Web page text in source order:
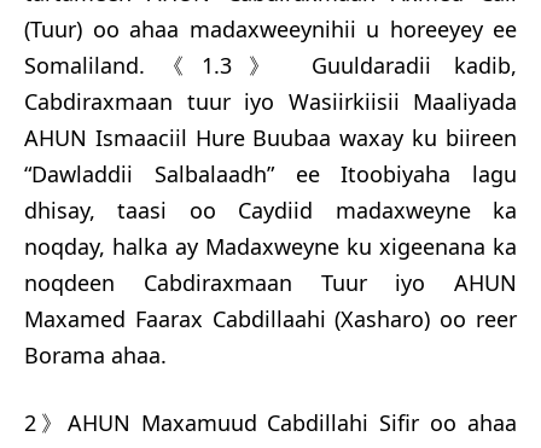
(Tuur) oo ahaa madaxweeynihii u horeeyey ee
Somaliland.《1.3》 Guuldaradii kadib,
Cabdiraxmaan tuur iyo Wasiirkiisii Maaliyada
AHUN Ismaaciil Hure Buubaa waxay ku biireen
“Dawladdii Salbalaadh” ee Itoobiyaha lagu
dhisay, taasi oo Caydiid madaxweyne ka
noqday, halka ay Madaxweyne ku xigeenana ka
noqdeen Cabdiraxmaan Tuur iyo AHUN
Maxamed Faarax Cabdillaahi (Xasharo) oo reer
Borama ahaa.
2》AHUN Maxamuud Cabdillahi Sifir oo ahaa